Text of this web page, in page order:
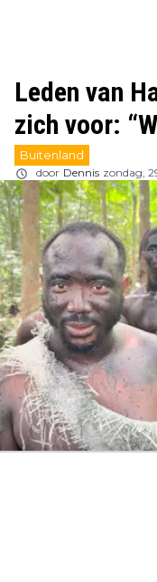
Leden van
zich voor:
Buitenland
door Dennis zondag,